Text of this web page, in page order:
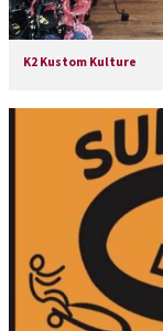
K2 Kustom Kulture